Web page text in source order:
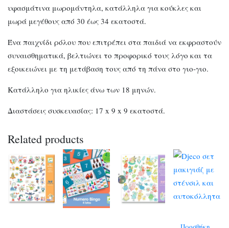
υφασμάτινα μωρομάντηλα, κατάλληλα για κούκλες και
μωρά μεγέθους από 30 έως 34 εκατοστά.
Ένα παιχνίδι ρόλου που επιτρέπει στα παιδιά να εκφραστούν
συναισθηματικά, βελτιώνει το προφορικό τους λόγο και τα
εξοικειώνει με τη μετάβαση τους από τη πάνα στο γιο-γιο.
Κατάλληλο για ηλικίες άνω των 18 μηνών.
Διαστάσεις συσκευασίας: 17 x 9 x 9 εκατοστά.
Related products